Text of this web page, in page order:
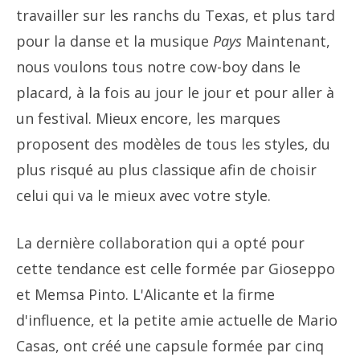
travailler sur les ranchs du Texas, et plus tard
pour la danse et la musique Pays Maintenant,
nous voulons tous notre cow-boy dans le
placard, à la fois au jour le jour et pour aller à
un festival. Mieux encore, les marques
proposent des modèles de tous les styles, du
plus risqué au plus classique afin de choisir
celui qui va le mieux avec votre style.
La dernière collaboration qui a opté pour
cette tendance est celle formée par Gioseppo
et Memsa Pinto. L'Alicante et la firme
d'influence, et la petite amie actuelle de Mario
Casas, ont créé une capsule formée par cinq